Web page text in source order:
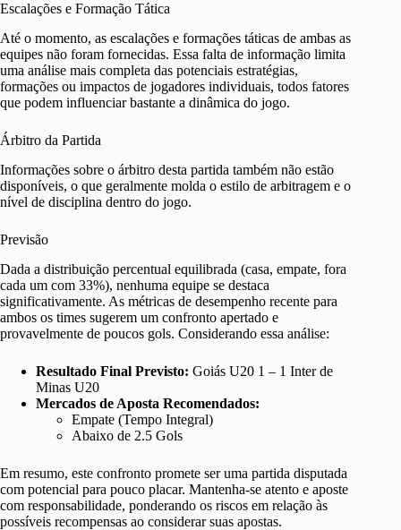
Escalações e Formação Tática
Até o momento, as escalações e formações táticas de ambas as
equipes não foram fornecidas. Essa falta de informação limita
uma análise mais completa das potenciais estratégias,
formações ou impactos de jogadores individuais, todos fatores
que podem influenciar bastante a dinâmica do jogo.
Árbitro da Partida
Informações sobre o árbitro desta partida também não estão
disponíveis, o que geralmente molda o estilo de arbitragem e o
nível de disciplina dentro do jogo.
Previsão
Dada a distribuição percentual equilibrada (casa, empate, fora
cada um com 33%), nenhuma equipe se destaca
significativamente. As métricas de desempenho recente para
ambos os times sugerem um confronto apertado e
provavelmente de poucos gols. Considerando essa análise:
Resultado Final Previsto: Goiás U20 1 – 1 Inter de
Minas U20
Mercados de Aposta Recomendados:
Empate (Tempo Integral)
Abaixo de 2.5 Gols
Em resumo, este confronto promete ser uma partida disputada
com potencial para pouco placar. Mantenha-se atento e aposte
com responsabilidade, ponderando os riscos em relação às
possíveis recompensas ao considerar suas apostas.